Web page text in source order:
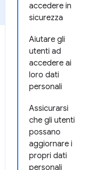
accedere in
sicurezza
Aiutare gli
utenti ad
accedere ai
loro dati
personali
Assicurarsi
che gli utenti
possano
aggiornare i
propri dati
personali